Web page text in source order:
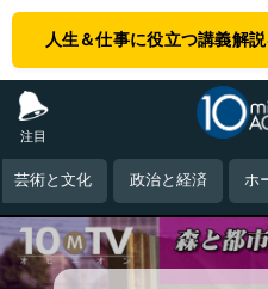
人生＆仕事に役立つ講義解
注目
芸術と文化 政治と経済 ホ